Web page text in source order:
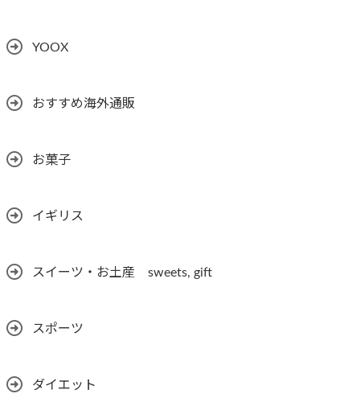
YOOX
おすすめ海外通販
お菓子
イギリス
スイーツ・お土産 sweets, gift
スポーツ
ダイエット